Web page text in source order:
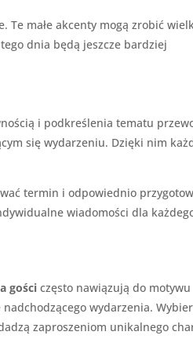
małe akcenty mogą zrobić
dnia będą jeszcze bardziej
i podkreślenia tematu
się wydarzeniu. Dzięki nim
termin i odpowiednio
wiadomości dla
gości często nawiązują do motywu
wydarzenia.
zaproszeniom unikalnego